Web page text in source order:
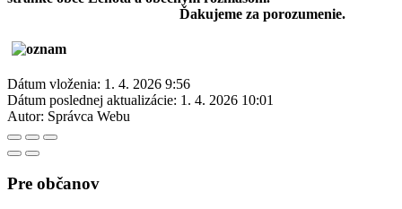
Ďakujeme za porozumenie.
Dátum vloženia: 1. 4. 2026 9:56
Dátum poslednej aktualizácie: 1. 4. 2026 10:01
Autor: Správca Webu
Pre občanov